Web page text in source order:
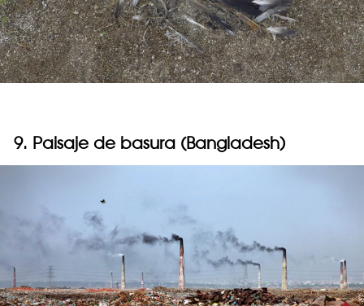
9. Paisaje de basura (Bangladesh)